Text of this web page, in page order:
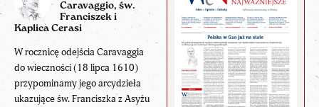
Caravaggio, św.
Franciszek i
Kaplica Cerasi
W rocznicę odejścia Caravaggia
do wieczności (18 lipca 1610)
przypominamy jego arcydzieła
ukazujące św. Franciszka z Asyżu